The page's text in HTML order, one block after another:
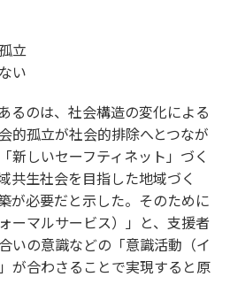
立
い
るのは、社会構造の変化による
的孤立が社会的排除へとつなが
新しいセーフティネット」づく
共生社会を目指した地域づく
が必要だと示した。そのために
ーマルサービス）」と、支援者
いの意識などの「意識活動（イ
が合わさることで実現すると原